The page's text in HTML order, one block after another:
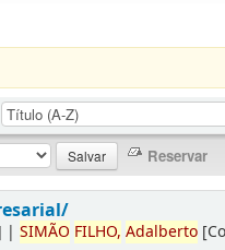
|SIMÃO FILHO, Adalberto